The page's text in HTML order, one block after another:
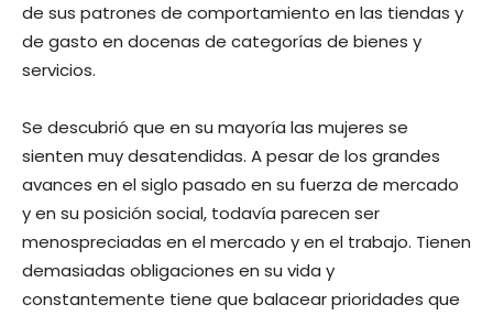
de sus patrones de comportamiento en las tiendas y
de gasto en docenas de categorías de bienes y
servicios.
Se descubrió que en su mayoría las mujeres se
sienten muy desatendidas. A pesar de los grandes
avances en el siglo pasado en su fuerza de mercado
y en su posición social, todavía parecen ser
menospreciadas en el mercado y en el trabajo. Tienen
demasiadas obligaciones en su vida y
constantemente tiene que balacear prioridades que